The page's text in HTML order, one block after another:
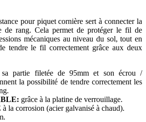
pour piquet cornière sert à connecter la
de rang. Cela permet de protéger le fil de
mécaniques au niveau du sol, tout en
tendre le fil correctement grâce aux deux
sa partie filetée de 95mm et son écrou /
la possibilité de tendre correctement les
grâce à la platine de verrouillage.
à la corrosion (acier galvanisé à chaud).